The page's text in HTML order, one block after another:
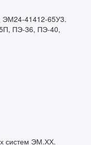
ЭМ24-41412-65У3.
ПЭ-36, ПЭ-40,
систем ЭМ.ХХ.